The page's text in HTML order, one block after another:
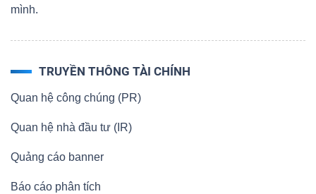
mình.
TRUYỀN THÔNG TÀI CHÍNH
Quan hệ công chúng (PR)
Quan hệ nhà đầu tư (IR)
Quảng cáo banner
Báo cáo phân tích